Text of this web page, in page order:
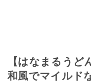
【はなまるうど
和風でマイルド